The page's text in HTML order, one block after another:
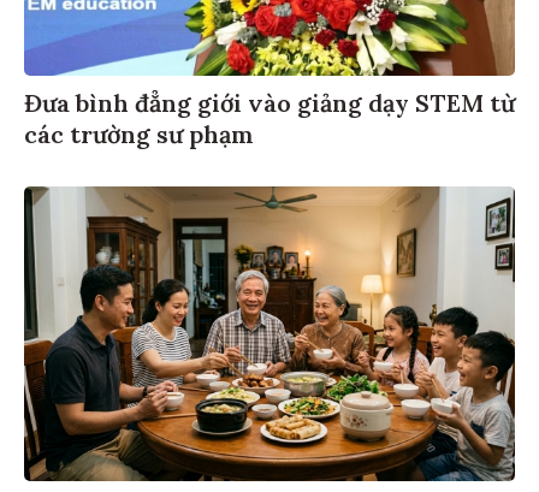
Đưa bình đẳng giới vào giảng dạy STEM từ
các trường sư phạm